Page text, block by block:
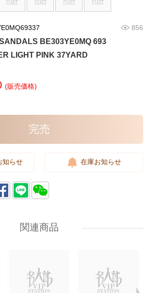
856
BE303YE0MQ 693
LIGHT PINK 37YARD
(販売価格)
完売
知らせ 在庫お知らせ
関連商品